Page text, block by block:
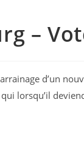
–
d’un
lorsqu’il